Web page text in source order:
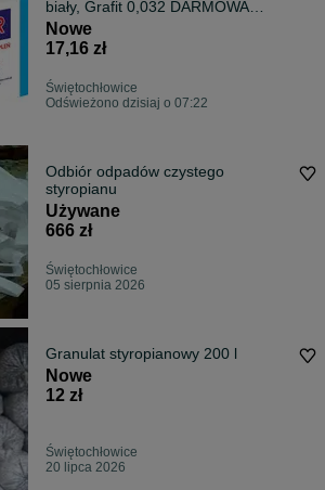
biały, Grafit 0,032 DARMOWA
dostawa różne rodzaje
Nowe
17,16 zł
Świętochłowice
Odświeżono dzisiaj o 07:22
Odbiór odpadów czystego
styropianu
Używane
666 zł
Świętochłowice
05 sierpnia 2026
Granulat styropianowy 200 l
Nowe
12 zł
Świętochłowice
20 lipca 2026